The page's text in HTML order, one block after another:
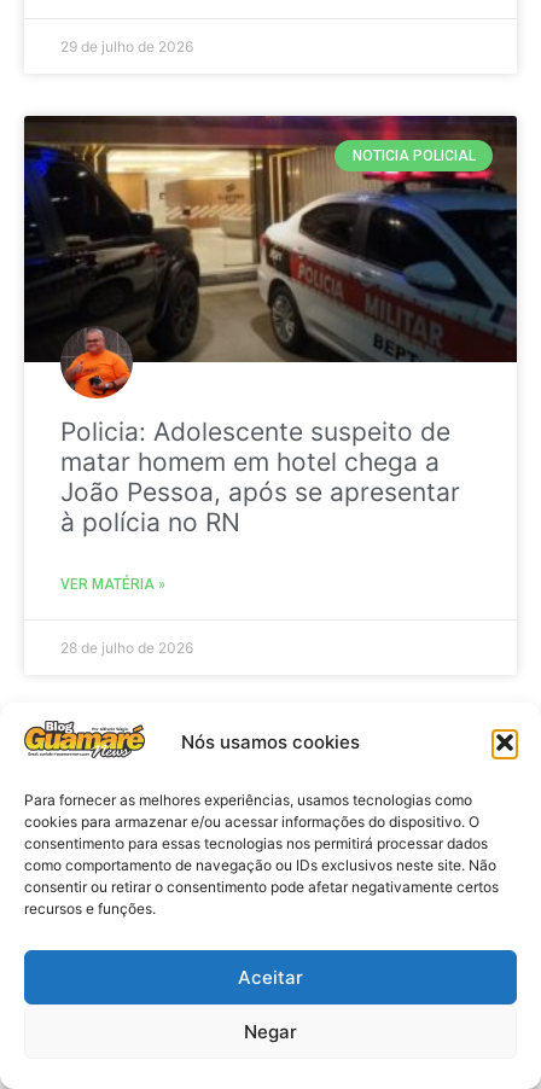
Nós usamos cookies
Para fornecer as melhores experiências, usamos tecnologias como
cookies para armazenar e/ou acessar informações do dispositivo. O
consentimento para essas tecnologias nos permitirá processar dados
como comportamento de navegação ou IDs exclusivos neste site. Não
consentir ou retirar o consentimento pode afetar negativamente certos
recursos e funções.
Aceitar
Negar
29 de julho de 2026
NOTICIA POLICIAL
Policia: Adolescente suspeito de
matar homem em hotel chega a
João Pessoa, após se apresentar
à polícia no RN
VER MATÉRIA »
28 de julho de 2026
Eleições 2026: procuradores e